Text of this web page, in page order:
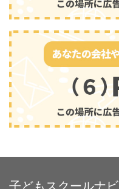
子どもスクールナビ